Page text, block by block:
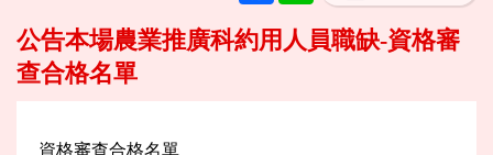
公告本場農業推廣科約用人員職缺-資格審
查合格名單
資格審查合格名單